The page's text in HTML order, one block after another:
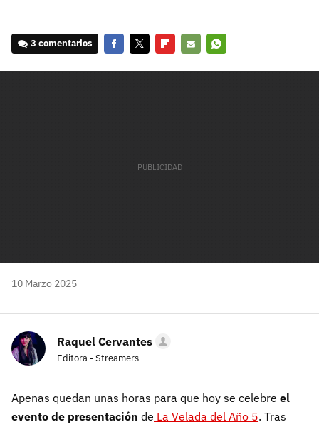
3 comentarios
10 Marzo 2025
Raquel Cervantes
Editora - Streamers
Apenas quedan unas horas para que hoy se celebre el
evento de presentación de La Velada del Año 5. Tras